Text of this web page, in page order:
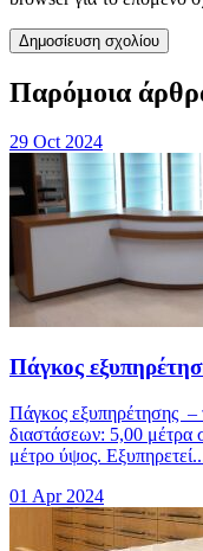
Δημοσίευση σχολίου
Παρόμοια
29 Oct 2024
Πάγκος
Πάγκος εξυπηρέτησης –
διαστάσεων: 5,00 μέτρα
μέτρο ύψος.
01 Apr 2024